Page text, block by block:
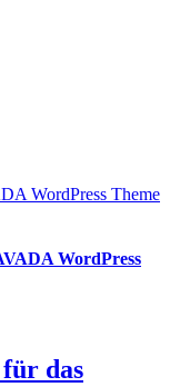
WordPress Theme
WordPress
das